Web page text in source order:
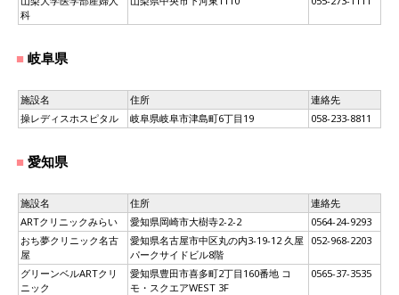
科
岐阜県
施設名 住所
連絡先
操レディスホスピタル
岐阜県岐阜市津島町6丁目19 058-233-8811
愛知県
施設名 住所
連絡先
ARTクリニックみらい
愛知県岡崎市大樹寺2-2-2
0564-24-9293
おち夢クリニック名古
屋
愛知県名古屋市中区丸の内3-19-12 久屋
パークサイドビル8階
052-968-2203
グリーンベルARTクリ
ニック
愛知県豊田市喜多町2丁目160番地 コ
モ・スクエアWEST 3F
0565-37-3535